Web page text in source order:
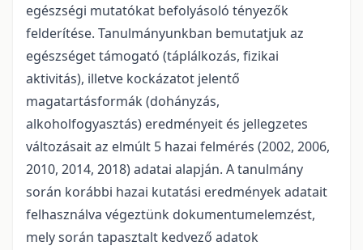
egészségi mutatókat befolyásoló tényezők
felderítése. Tanulmányunkban bemutatjuk az
egészséget támogató (táplálkozás, fizikai
aktivitás), illetve kockázatot jelentő
magatartásformák (dohányzás,
alkoholfogyasztás) eredményeit és jellegzetes
változásait az elmúlt 5 hazai felmérés (2002, 2006,
2010, 2014, 2018) adatai alapján. A tanulmány
során korábbi hazai kutatási eredmények adatait
felhasználva végeztünk dokumentumelemzést,
mely során tapasztalt kedvező adatok